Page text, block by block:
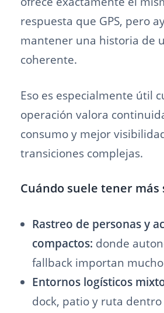
respuesta que GPS, pero
mantener una historia de
coherente.
Eso es especialmente útil
operación valora
consumo y mejor
transiciones complejas.
Cuándo suele tener más
Rastreo de personas y
compactos: donde
fallback importan
Entornos logísticos
dock, patio y ruta